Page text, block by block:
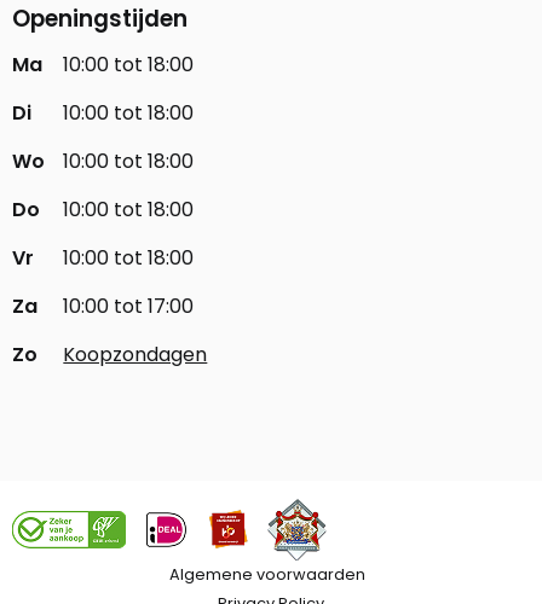
Openingstijden
Ma
10:00 tot 18:00
Di
10:00 tot 18:00
Wo
10:00 tot 18:00
Do
10:00 tot 18:00
Vr
10:00 tot 18:00
Za
10:00 tot 17:00
Zo
Koopzondagen
Algemene voorwaarden